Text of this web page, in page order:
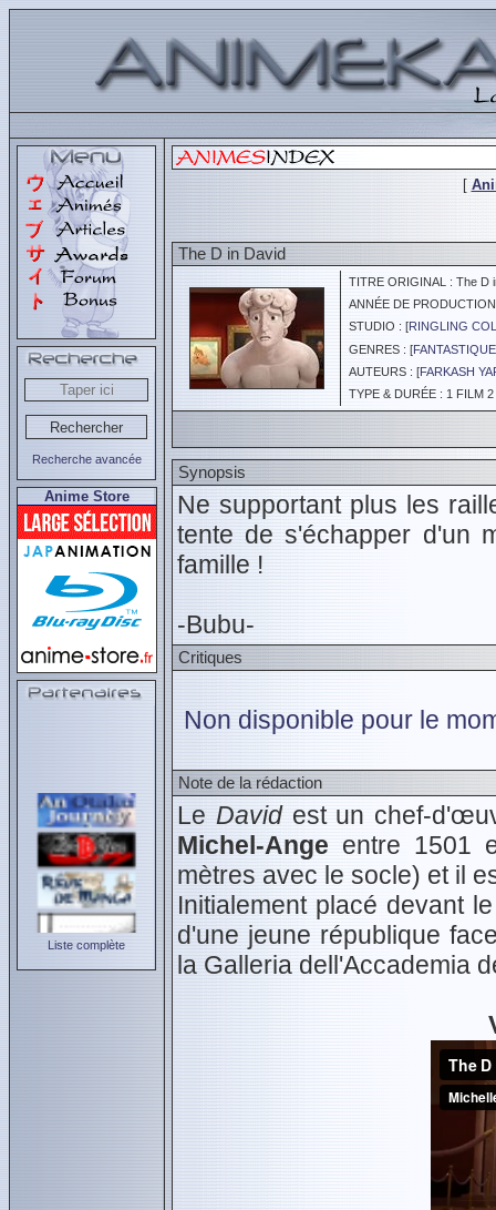
Recherche avancée
Anime Store
Liste complète
[
The D in David
TITRE ORIGINAL : The D
ANNÉE DE
STUDIO : [RINGLING
GENRES : [
AUTEURS : [FARKASH
TYPE & DURÉE : 1 FILM
Synopsis
Ne supportant plus les
tente de s'échapper d'un
famille !
-Bubu-
Critiques
Non disponible pour le
Note de la rédaction
Le Davidest un chef-
Michel-Ange entre 1501
mètres avec le socle) et il
Initialement placé devant
d'une jeune république
la Galleria dell'Accademia